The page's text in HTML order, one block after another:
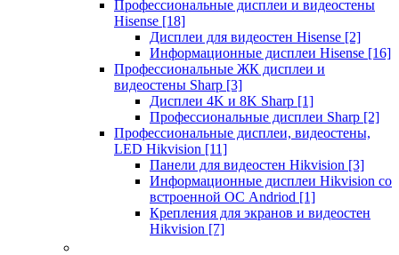
Профессиональные дисплеи и видеостены
Hisense [18]
Дисплеи для видеостен Hisense [2]
Информационные дисплеи Hisense [16]
Профессиональные ЖК дисплеи и
видеостены Sharp [3]
Дисплеи 4K и 8K Sharp [1]
Профессиональные дисплеи Sharp [2]
Профессиональные дисплеи, видеостены,
LED Hikvision [11]
Панели для видеостен Hikvision [3]
Информационные дисплеи Hikvision со
встроенной ОС Andriod [1]
Крепления для экранов и видеостен
Hikvision [7]